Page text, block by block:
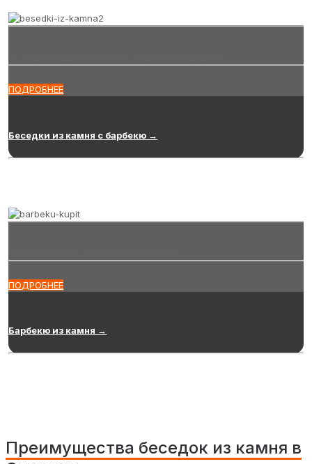
ПОДРОБНЕЕ
Беседки из камня с барбекю →
ПОДРОБНЕЕ
Барбекю из камня →
Преимущества беседок из камня в